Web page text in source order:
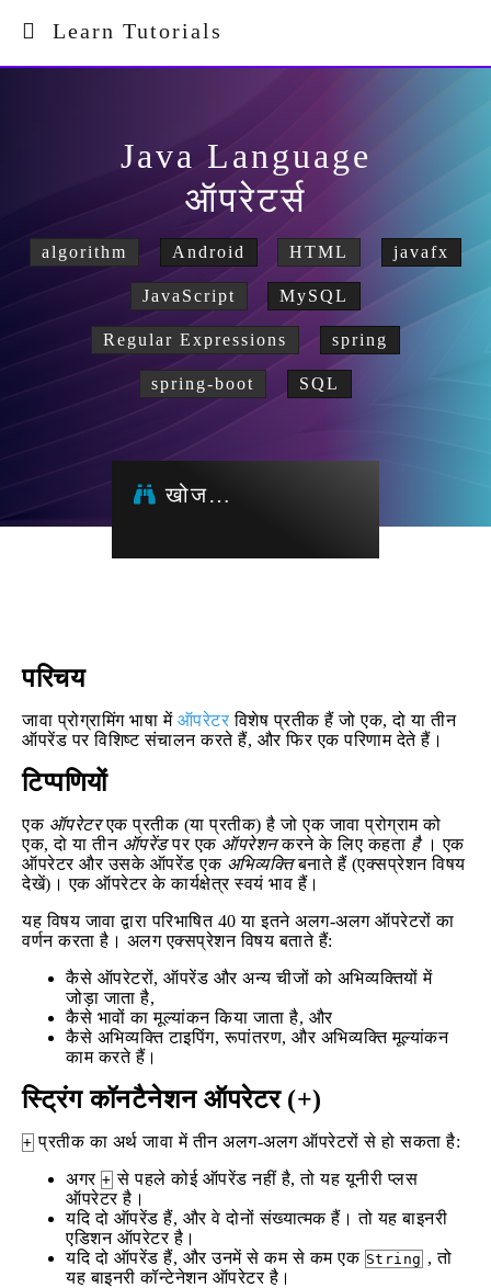
Learn Tutorials
Java Language
ऑपरेटर्स
algorithm Android HTML javafx
JavaScript MySQL
Regular Expressions spring
spring-boot SQL
खोज…
परिचय
जावा प्रोग्रामिंग भाषा में ऑपरेटर विशेष प्रतीक हैं जो एक, दो या तीन
ऑपरेंड पर विशिष्ट संचालन करते हैं, और फिर एक परिणाम देते हैं।
टिप्पणियों
एक ऑपरेटरएक प्रतीक (या प्रतीक) है जो एक जावा प्रोग्राम को
एक, दो या तीन ऑपरेंडपर एक ऑपरेशनकरने के लिए कहता है। एक
ऑपरेटर और उसके ऑपरेंड एक अभिव्यक्तिबनाते हैं (एक्सप्रेशन विषय
देखें)। एक ऑपरेटर के कार्यक्षेत्र स्वयं भाव हैं।
यह विषय जावा द्वारा परिभाषित 40 या इतने अलग-अलग ऑपरेटरों का
वर्णन करता है। अलग एक्सप्रेशन विषय बताते हैं:
कैसे ऑपरेटरों, ऑपरेंड और अन्य चीजों को अभिव्यक्तियों में
जोड़ा जाता है,
कैसे भावों का मूल्यांकन किया जाता है, और
कैसे अभिव्यक्ति टाइपिंग, रूपांतरण, और अभिव्यक्ति मूल्यांकन
काम करते हैं।
स्ट्रिंग कॉनटैनेशन ऑपरेटर (+)
+ प्रतीक का अर्थ जावा में तीन अलग-अलग ऑपरेटरों से हो सकता है:
अगर + से पहले कोई ऑपरेंड नहीं है, तो यह यूनीरी प्लस
ऑपरेटर है।
यदि दो ऑपरेंड हैं, और वे दोनों संख्यात्मक हैं। तो यह बाइनरी
एडिशन ऑपरेटर है।
यदि दो ऑपरेंड हैं, और उनमें से कम से कम एक String , तो
यह बाइनरी कॉन्टेनेशन ऑपरेटर है।